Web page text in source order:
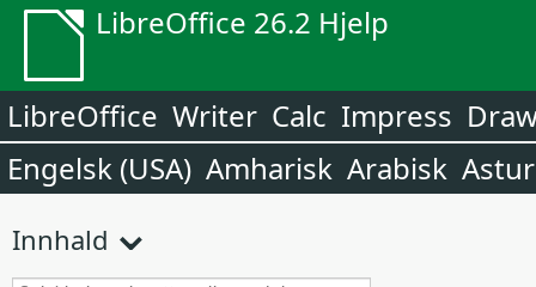
LibreOffice 26.2 Hjelp
LibreOffice Writer Calc Impress
Engelsk (USA) Amharisk Arabisk
Innhald